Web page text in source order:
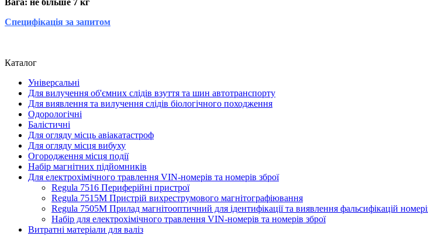
Специфікація за запитом
Каталог
Універсальні
Для вилучення об'ємних слідів взуття та шин автотранспорту
Для виявлення та вилучення слідів біологічного походження
Одорологічні
Балістичні
Для огляду місць авіакатастроф
Для огляду місця вибуху
Огородження місця події
Набір магнітних підйомників
Для електрохімічного травлення VIN-номерів та номерів зброї
Regula 7516 Периферійні пристрої
Regula 7515M Пристрій вихреструмового магнітографіювання
Regula 7505M Прилад магнітооптичний для ідентифікації та виявлення фальсифікацій
Набір для електрохімічного травлення VIN-номерів та номерів зброї
Витратні матеріали для валіз